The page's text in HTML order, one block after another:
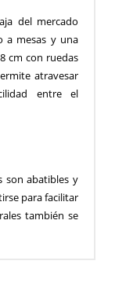
del mercado
a mesas y una
cm con ruedas
atravesar
entre el
son abatibles y
para facilitar
también se